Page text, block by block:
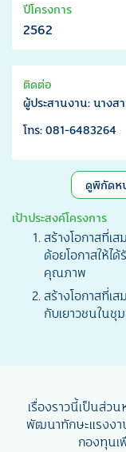
ปีโครงการ
2562
ติดต่อ
ผู้ประสานงาน: นาง
โทร: 081-6483264
ดูพิกัดห
เป้าประสงค์โครงการ
สร้างโอกาสที่เ
ด้อยโอกาสให้ไ
คุณภาพ
สร้างโอกาสที่เ
กับเยาวชนในชุ
เรื่องราวนี้เป็นส่ว
พัฒนาทักษะแรงงา
กองทุนเ